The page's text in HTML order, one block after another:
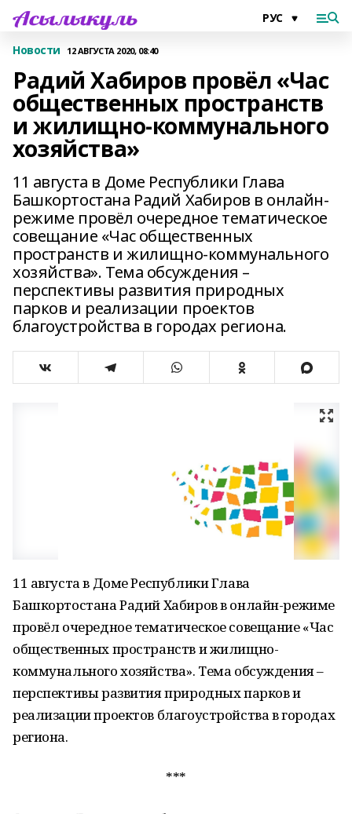
Новости 12 АВГУСТА 2020, 08:40
Радий Хабиров провёл «Час
общественных пространств
и жилищно-коммунального
хозяйства»
11 августа в Доме Республики Глава
Башкортостана Радий Хабиров в онлайн-
режиме провёл очередное тематическое
совещание «Час общественных
пространств и жилищно-коммунального
хозяйства». Тема обсуждения –
перспективы развития природных
парков и реализации проектов
благоустройства в городах региона.
11 августа в Доме Республики Глава
Башкортостана Радий Хабиров в онлайн-режиме
провёл очередное тематическое совещание «Час
общественных пространств и жилищно-
коммунального хозяйства». Тема обсуждения –
перспективы развития природных парков и
реализации проектов благоустройства в городах
региона.
***